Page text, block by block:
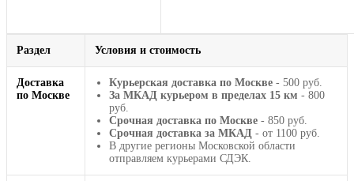
Раздел Условия и стоимость
Доставка
по Москве
Курьерская доставка по Москве - 500 руб.
За МКАД курьером в пределах 15 км - 800
руб.
Срочная доставка по Москве - 850 руб.
Срочная доставка за МКАД - от 1100 руб.
В другие регионы Московской области
отправляем курьерами СДЭК.